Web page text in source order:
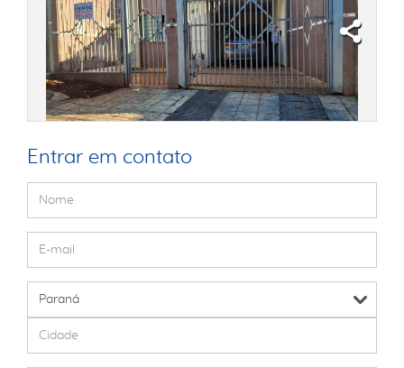
Entrar em contato